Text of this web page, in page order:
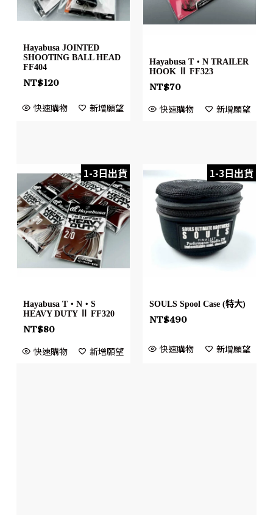
Hayabusa JOINTED
SHOOTING BALL HEAD
FF404
NT$120
快速購物 新增願望
Hayabusa T・N TRAILER
HOOK Ⅱ FF323
NT$70
快速購物 新增願望
1-3日出貨
Hayabusa T・N・S
HEAVY DUTY Ⅱ FF320
NT$80
快速購物 新增願望
1-3日出貨
SOULS Spool Case (特大)
NT$490
快速購物 新增願望